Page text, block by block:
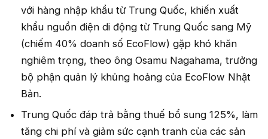
với hàng nhập khẩu từ Trung Quốc, khiến xuất
khẩu nguồn điện di động từ Trung Quốc sang Mỹ
(chiếm 40% doanh số EcoFlow) gặp khó khăn
nghiêm trọng, theo ông Osamu Nagahama, trưởng
bộ phận quản lý khủng hoảng của EcoFlow Nhật
Bản.
Trung Quốc đáp trả bằng thuế bổ sung 125%, làm
tăng chi phí và giảm sức cạnh tranh của các sản